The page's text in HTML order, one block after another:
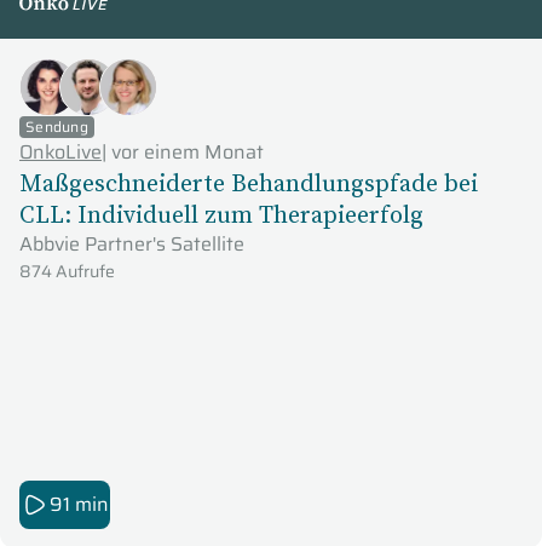
OnkoLive
Sendung
OnkoLive| vor einem Monat
Maßgeschneiderte Behandlungspfade bei
CLL: Individuell zum Therapieerfolg
Abbvie Partner's Satellite
874 Aufrufe
91 min